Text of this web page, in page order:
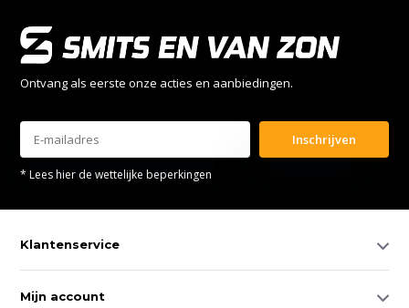
Ontvang als eerste onze acties en aanbiedingen.
Inschrijven
* Lees hier de wettelijke beperkingen
Klantenservice
Mijn account